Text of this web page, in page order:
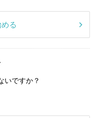
る
いですか？